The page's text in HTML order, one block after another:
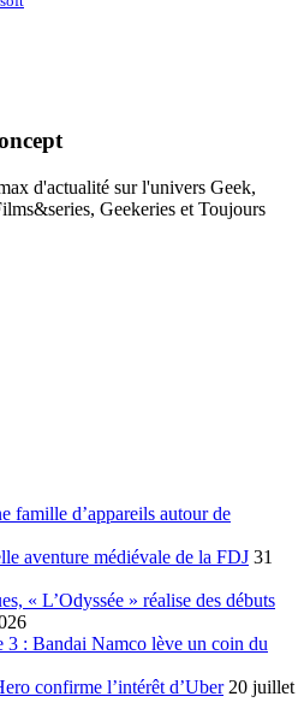
d'actualité sur l'univers Geek,
Geekeries et Toujours
famille d’appareils autour de
aventure médiévale de la FDJ 31
« L’Odyssée » réalise des débuts
: Bandai Namco lève un coin du
confirme l’intérêt d’Uber 20 juillet